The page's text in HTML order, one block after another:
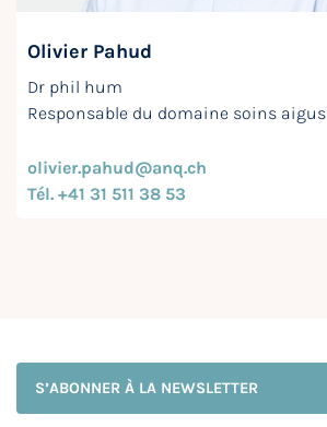
Olivier Pahud
Dr phil hum
Responsable du domaine soins aigus
olivier.pahud@anq.ch
Tél. +41 31 511 38 53
S’ABONNER À LA NEWSLETTER